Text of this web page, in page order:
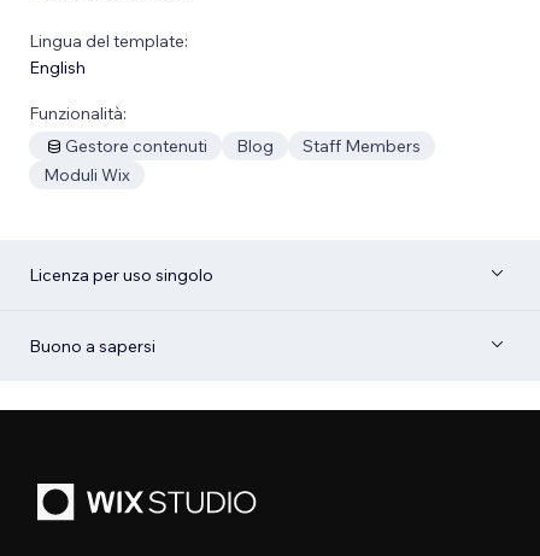
Lingua del template:
English
Funzionalità:
Gestore contenuti
Blog
Staff Members
Moduli Wix
Licenza per uso singolo
Buono a sapersi